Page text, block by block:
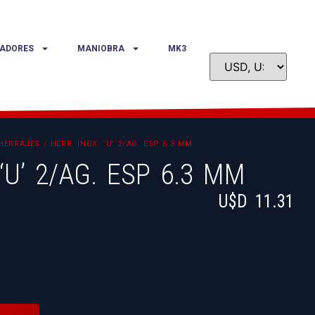
MANIOBRA MK3
/ HERR. INOX. ‘U’ 2/AG. ESP 6.3 MM
2/AG. ESP 6.3 MM
U$D 11.31